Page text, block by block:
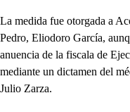
La medida fue otorgada a
Pedro, Eliodoro García,
anuencia de la fiscala de
mediante un dictamen del
Julio Zarza.